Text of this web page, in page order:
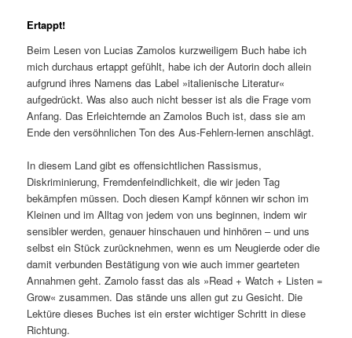
Ertappt!
Beim Lesen von Lucias Zamolos kurzweiligem Buch habe ich
mich durchaus ertappt gefühlt, habe ich der Autorin doch allein
aufgrund ihres Namens das Label »italienische Literatur«
aufgedrückt. Was also auch nicht besser ist als die Frage vom
Anfang. Das Erleichternde an Zamolos Buch ist, dass sie am
Ende den versöhnlichen Ton des Aus-Fehlern-lernen anschlägt.
In diesem Land gibt es offensichtlichen Rassismus,
Diskriminierung, Fremdenfeindlichkeit, die wir jeden Tag
bekämpfen müssen. Doch diesen Kampf können wir schon im
Kleinen und im Alltag von jedem von uns beginnen, indem wir
sensibler werden, genauer hinschauen und hinhören – und uns
selbst ein Stück zurücknehmen, wenn es um Neugierde oder die
damit verbunden Bestätigung von wie auch immer gearteten
Annahmen geht. Zamolo fasst das als »Read + Watch + Listen =
Grow« zusammen. Das stände uns allen gut zu Gesicht. Die
Lektüre dieses Buches ist ein erster wichtiger Schritt in diese
Richtung.